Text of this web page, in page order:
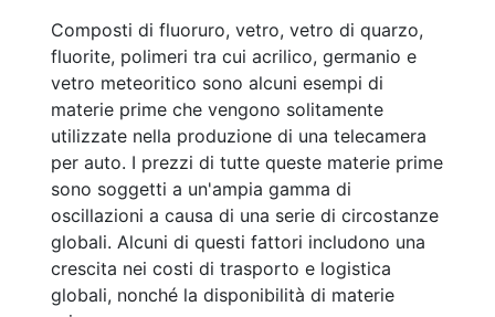
Composti di fluoruro, vetro, vetro di quarzo,
fluorite, polimeri tra cui acrilico, germanio e
vetro meteoritico sono alcuni esempi di
materie prime che vengono solitamente
utilizzate nella produzione di una telecamera
per auto. I prezzi di tutte queste materie prime
sono soggetti a un'ampia gamma di
oscillazioni a causa di una serie di circostanze
globali. Alcuni di questi fattori includono una
crescita nei costi di trasporto e logistica
globali, nonché la disponibilità di materie